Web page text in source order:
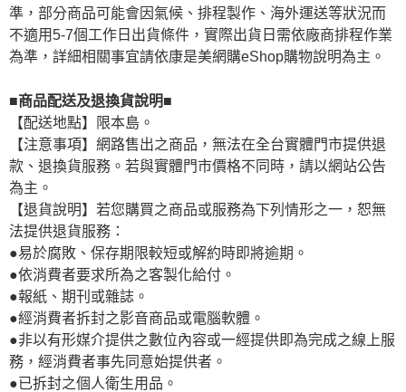
準，部分商品可能會因氣候、排程製作、海外運送等狀況而
不適用5-7個工作日出貨條件，實際出貨日需依廠商排程作業
為準，詳細相關事宜請依康是美網購eShop購物說明為主。
■商品配送及退換貨說明■
【配送地點】限本島。
【注意事項】網路售出之商品，無法在全台實體門市提供退
款、退換貨服務。若與實體門市價格不同時，請以網站公告
為主。
【退貨說明】若您購買之商品或服務為下列情形之一，恕無
法提供退貨服務：
●易於腐敗、保存期限較短或解約時即將逾期。
●依消費者要求所為之客製化給付。
●報紙、期刊或雜誌。
●經消費者拆封之影音商品或電腦軟體。
●非以有形媒介提供之數位內容或一經提供即為完成之線上服
務，經消費者事先同意始提供者。
●已拆封之個人衛生用品。